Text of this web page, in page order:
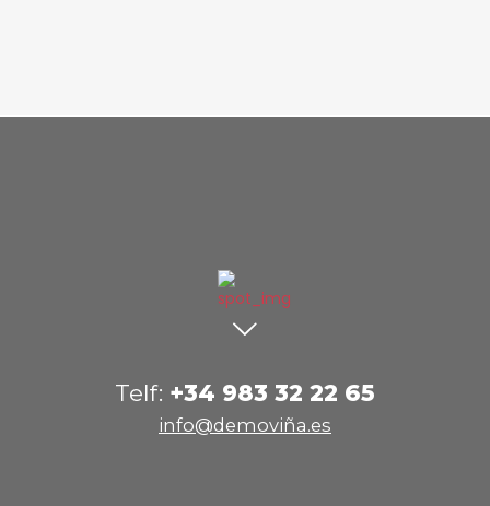
Telf: +34 983 32 22 65
info@demoviña.es